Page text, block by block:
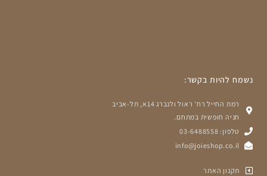
נשמח להיות בקשר:
רמת החייל רח' ראול ולנברג 14א, תל-אביב
חניה חופשית במתחם.
טלפון: 03-6488558
info@joieshop.co.il
תקנון האתר